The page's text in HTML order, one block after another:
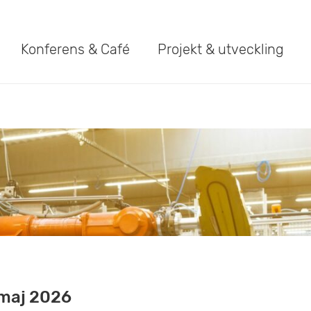
Konferens & Café Projekt & utveckling
2026